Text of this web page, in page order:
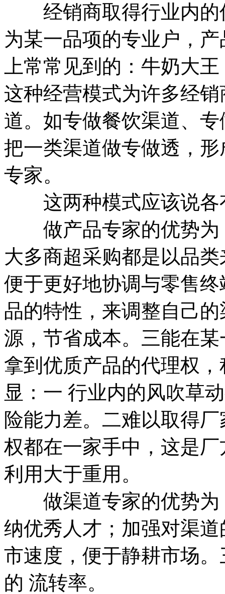
经销商取得行业内的
为某一品项的专业户，
上常常见到的：牛奶大
这种经营模式为许多经
道。如专做餐饮渠道、
把一类渠道做专做透，
专家。
这两种模式应该说各
做产品专家的优势为
大多商超采购都是以品
便于更好地协调与零售
品的特性，来调整自己
源，节省成本。三能在
拿到优质产品的代理权
显：一 行业内的风吹草
险能力差。二难以取得
权都在一家手中，这是
利用大于重用。
做渠道专家的优势为
纳优秀人才；加强对渠
市速度，便于静耕市场
的 流转率。